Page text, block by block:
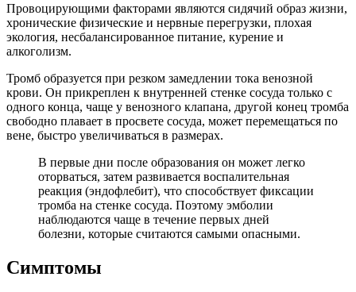
Провоцирующими факторами являются сидячий образ жизни,
хронические физические и нервные перегрузки, плохая
экология, несбалансированное питание, курение и
алкоголизм.
Тромб образуется при резком замедлении тока венозной
крови. Он прикреплен к внутренней стенке сосуда только с
одного конца, чаще у венозного клапана, другой конец тромба
свободно плавает в просвете сосуда, может перемещаться по
вене, быстро увеличиваться в размерах.
В первые дни после образования он может легко
оторваться, затем развивается воспалительная
реакция (эндофлебит), что способствует фиксации
тромба на стенке сосуда. Поэтому эмболии
наблюдаются чаще в течение первых дней
болезни, которые считаются самыми опасными.
Симптомы